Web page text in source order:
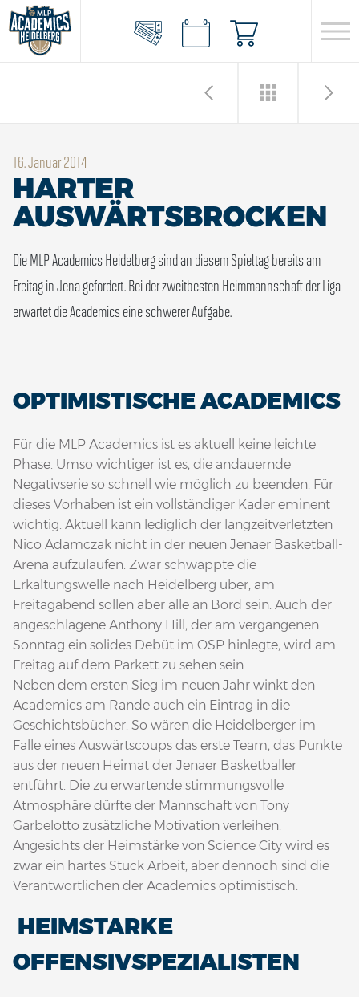
16. Januar 2014
HARTER
AUSWÄRTSBROCKEN
Die MLP Academics Heidelberg sind an diesem Spieltag bereits am
Freitag in Jena gefordert. Bei der zweitbesten Heimmannschaft der Liga
erwartet die Academics eine schwerer Aufgabe.
OPTIMISTISCHE ACADEMICS
Für die MLP Academics ist es aktuell keine leichte
Phase. Umso wichtiger ist es, die andauernde
Negativserie so schnell wie möglich zu beenden. Für
dieses Vorhaben ist ein vollständiger Kader eminent
wichtig. Aktuell kann lediglich der langzeitverletzten
Nico Adamczak nicht in der neuen Jenaer Basketball-
Arena aufzulaufen. Zwar schwappte die
Erkältungswelle nach Heidelberg über, am
Freitagabend sollen aber alle an Bord sein. Auch der
angeschlagene Anthony Hill, der am vergangenen
Sonntag ein solides Debüt im OSP hinlegte, wird am
Freitag auf dem Parkett zu sehen sein.
Neben dem ersten Sieg im neuen Jahr winkt den
Academics am Rande auch ein Eintrag in die
Geschichtsbücher. So wären die Heidelberger im
Falle eines Auswärtscoups das erste Team, das Punkte
aus der neuen Heimat der Jenaer Basketballer
entführt. Die zu erwartende stimmungsvolle
Atmosphäre dürfte der Mannschaft von Tony
Garbelotto zusätzliche Motivation verleihen.
Angesichts der Heimstärke von Science City wird es
zwar ein hartes Stück Arbeit, aber dennoch sind die
Verantwortlichen der Academics optimistisch.
HEIMSTARKE
OFFENSIVSPEZIALISTEN